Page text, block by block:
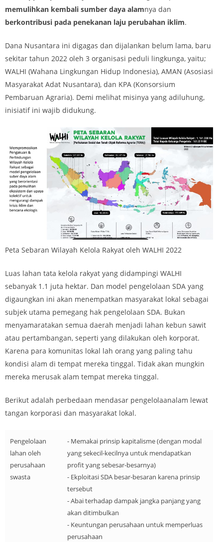
memulihkan kembali sumber daya alamnya dan
berkontribusi pada penekanan laju perubahan iklim.
Dana Nusantara ini digagas dan dijalankan belum lama, baru
sekitar tahun 2022 oleh 3 organisasi peduli lingkunga, yaitu;
WALHI (Wahana Lingkungan Hidup Indonesia), AMAN (Asosiasi
Masyarakat Adat Nusantara), dan KPA (Konsorsium
Pembaruan Agraria). Demi melihat misinya yang adiluhung,
inisiatif ini wajib didukung.
Peta Sebaran Wilayah Kelola Rakyat oleh WALHI 2022
Luas lahan tata kelola rakyat yang didampingi WALHI
sebanyak 1.1 juta hektar. Dan model pengelolaan SDA yang
digaungkan ini akan menempatkan masyarakat lokal sebagai
subjek utama pemegang hak pengelolaan SDA. Bukan
menyamaratakan semua daerah menjadi lahan kebun sawit
atau pertambangan, seperti yang dilakukan oleh korporat.
Karena para komunitas lokal lah orang yang paling tahu
kondisi alam di tempat mereka tinggal. Tidak akan mungkin
mereka merusak alam tempat mereka tinggal.
Berikut adalah perbedaan mendasar pengelolaanalam lewat
tangan korporasi dan masyarakat lokal.
Pengelolaan
lahan oleh
perusahaan
swasta
- Memakai prinsip kapitalisme (dengan modal
yang sekecil-kecilnya untuk mendapatkan
profit yang sebesar-besarnya)
- Ekploitasi SDA besar-besaran karena prinsip
tersebut
- Abai terhadap dampak jangka panjang yang
akan ditimbulkan
- Keuntungan perusahaan untuk memperluas
perusahaan